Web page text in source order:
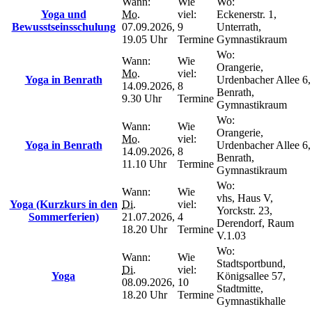
Yoga und
Bewusstseinsschulung
Mo.
07.09.2026,
19.05 Uhr
viel:
9
Termine
Eckenerstr. 1,
Unterrath,
Gymnastikraum
Yoga in Benrath
Wann:
Mo.
14.09.2026,
9.30 Uhr
Wie
viel:
8
Termine
Wo:
Orangerie,
Urdenbacher Allee 6,
Benrath,
Gymnastikraum
Yoga in Benrath
Wann:
Mo.
14.09.2026,
11.10 Uhr
Wie
viel:
8
Termine
Wo:
Orangerie,
Urdenbacher Allee 6,
Benrath,
Gymnastikraum
Yoga (Kurzkurs in den
Sommerferien)
Wann:
Di.
21.07.2026,
18.20 Uhr
Wie
viel:
4
Termine
Wo:
vhs, Haus V,
Yorckstr. 23,
Derendorf, Raum
V.1.03
Yoga
Wann:
Di.
08.09.2026,
18.20 Uhr
Wie
viel:
10
Termine
Wo:
Stadtsportbund,
Königsallee 57,
Stadtmitte,
Gymnastikhalle